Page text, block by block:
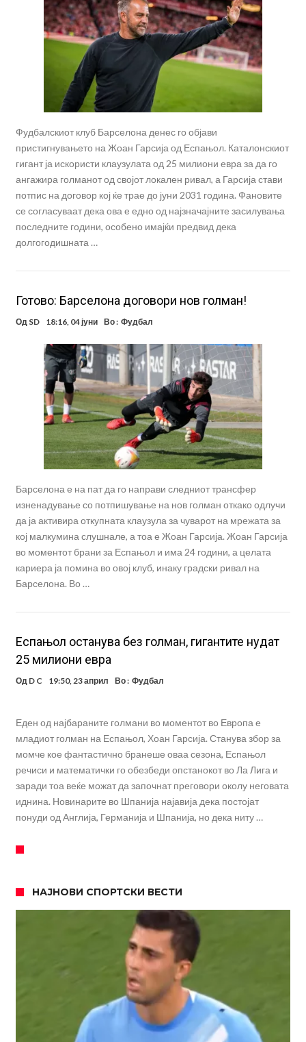
Фудбалскиот клуб Барселона денес го објави
пристигнувањето на Жоан Гарсија од Еспањол. Каталонскиот
гигант ја искористи клаузулата од 25 милиони евра за да го
ангажира голманот од својот локален ривал, а Гарсија стави
потпис на договор кој ќе трае до јуни 2031 година. Фановите
се согласуваат дека ова е едно од најзначајните засилувања
последните години, особено имајќи предвид дека
долгогодишната …
Готово: Барселона договори нов голман!
Од SD 18:16, 04 јуни Во : Фудбал
Барселона е на пат да го направи следниот трансфер
изненадување со потпишување на нов голман откако одлучи
да ја активира откупната клаузула за чуварот на мрежата за
кој малкумина слушнале, а тоа е Жоан Гарсија. Жоан Гарсија
во моментот брани за Еспањол и има 24 години, а целата
кариера ја помина во овој клуб, инаку градски ривал на
Барселона. Во …
Еспањол останува без голман, гигантите нудат
25 милиони евра
Од D C 19:50, 23 април Во : Фудбал
Еден од најбараните голмани во моментот во Европа е
младиот голман на Еспањол, Хоан Гарсија. Станува збор за
момче кое фантастично бранеше оваа сезона, Еспањол
речиси и математички го обезбеди опстанокот во Ла Лига и
заради тоа веќе можат да започнат преговори околу неговата
иднина. Новинарите во Шпанија најавија дека постојат
понуди од Англија, Германија и Шпанија, но дека ниту …
НАЈНОВИ СПОРТСКИ ВЕСТИ